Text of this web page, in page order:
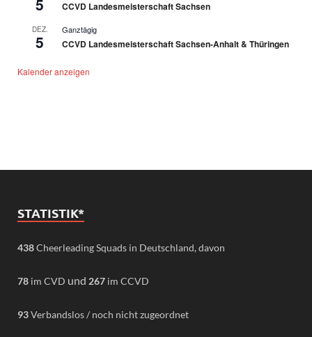
CCVD Landesmeisterschaft Sachsen
DEZ.
5
Ganztägig
CCVD Landesmeisterschaft Sachsen-Anhalt & Thüringen
Kalender anzeigen
STATISTIK*
438Cheerleading Squads in Deutschland, davon
78 im CVD und 267 im CCVD
93Verbandslos / noch nicht zugeordnet